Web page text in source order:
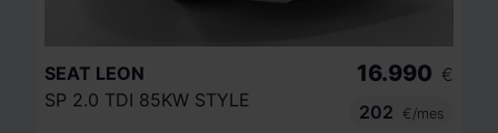
SEAT LEON
SP 2.0 TDI 85KW STYLE
16.990 €
202
€/mes